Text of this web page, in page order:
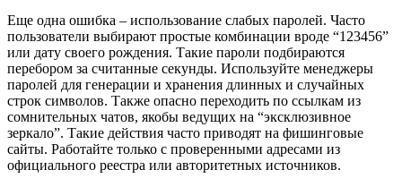
Еще одна ошибка – использование слабых паролей. Часто
пользователи выбирают простые комбинации вроде “123456”
или дату своего рождения. Такие пароли подбираются
перебором за считанные секунды. Используйте менеджеры
паролей для генерации и хранения длинных и случайных
строк символов. Также опасно переходить по ссылкам из
сомнительных чатов, якобы ведущих на “эксклюзивное
зеркало”. Такие действия часто приводят на фишинговые
сайты. Работайте только с проверенными адресами из
официального реестра или авторитетных источников.